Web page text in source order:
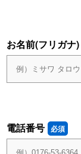
お名前(フリガナ)
電話番号 必須